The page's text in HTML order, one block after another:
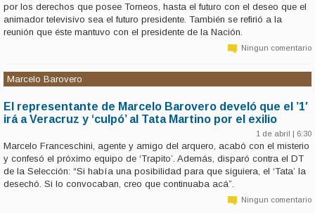
por los derechos que posee Torneos, hasta el futuro con el deseo que el
animador televisivo sea el futuro presidente. También se refirió a la
reunión que éste mantuvo con el presidente de la Nación.
Ningun comentario
Marcelo Barovero
El representante de Marcelo Barovero develó que el ’1′
irá a Veracruz y ‘culpó’ al Tata Martino por el exilio
1 de abril | 6:30
Marcelo Franceschini, agente y amigo del arquero, acabó con el misterio
y confesó el próximo equipo de ‘Trapito’. Además, disparó contra el DT
de la Selección: “Si había una posibilidad para que siguiera, el ‘Tata’ la
desechó. Si lo convocaban, creo que continuaba acá”.
Ningun comentario